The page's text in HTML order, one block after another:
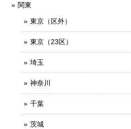
関東
東京（区外）
東京（23区）
埼玉
神奈川
千葉
茨城